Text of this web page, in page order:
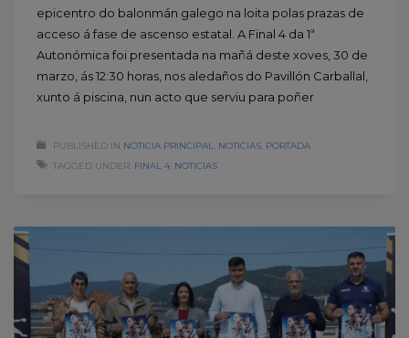
epicentro do balonmán galego na loita polas prazas de
acceso á fase de ascenso estatal. A Final 4 da 1ª
Autonómica foi presentada na mañá deste xoves, 30 de
marzo, ás 12:30 horas, nos aledaños do Pavillón Carballal,
xunto á piscina, nun acto que serviu para poñer
PUBLISHED IN NOTICIA PRINCIPAL NOTICIAS PORTADA
TAGGED UNDER: FINAL 4 NOTICIAS